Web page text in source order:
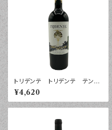
トリデンテ トリデンテ テンプ
ラニーリョ カスティーリャ・イ・
レオン ２０２１年 ７５０ｍｌ
¥4,620